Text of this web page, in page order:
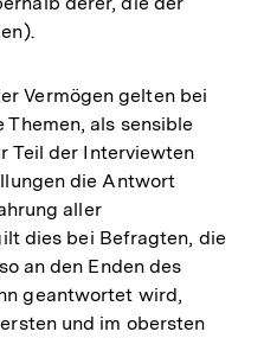
Vermögen gelten bei
als sensible
Teil der Interviewten
die Antwort
aller
dies bei Befragten, die
an den Enden des
geantwortet wird,
und im obersten